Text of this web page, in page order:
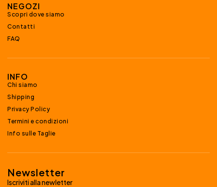
NEGOZI
Scopri dove siamo
Contatti
FAQ
INFO
Chi siamo
Shipping
Privacy Policy
Termini e condizioni
Info sulle Taglie
Newsletter
Iscriviti alla newletter